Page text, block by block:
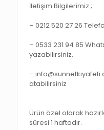
İletişim Bilgilerimiz ;
– 0212 520 27 26
– 0533 231 94 85
yazabilirsiniz.
–
atabilirsiniz
Ürün özel olarak
süresi 1 haftadır.